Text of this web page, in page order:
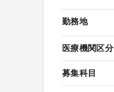
勤務地
医療機関区分
募集科目